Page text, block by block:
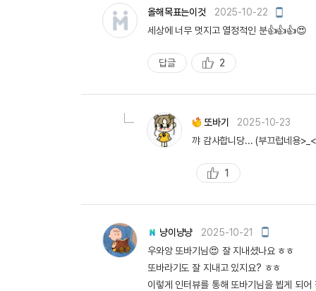
올해목표는이것 2025-10-22
모
바
일
세상에 너무 멋지고 열정적인 분👍👍👍😍
답글
추
천
2
또바기
2025-10-23
꺄 감사합니당... (부끄럽네용
추
천
1
냥이냥냥 2025-10-21
모
일
작
성
우와앙 또바기님😍 잘 지내셨나요 ㅎㅎ
또바라기도 잘 지내고 있지요? ㅎㅎ
이렇게 인터뷰를 통해 또바기님을 뵙게 되